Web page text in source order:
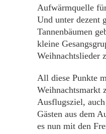
Aufwärmquelle
Und unter dezent
Tannenbäumen
kleine
Weihnachtslieder
All diese Punkte
Weihnachtsmarkt
Ausflugsziel,
Gästen aus dem
es nun mit den